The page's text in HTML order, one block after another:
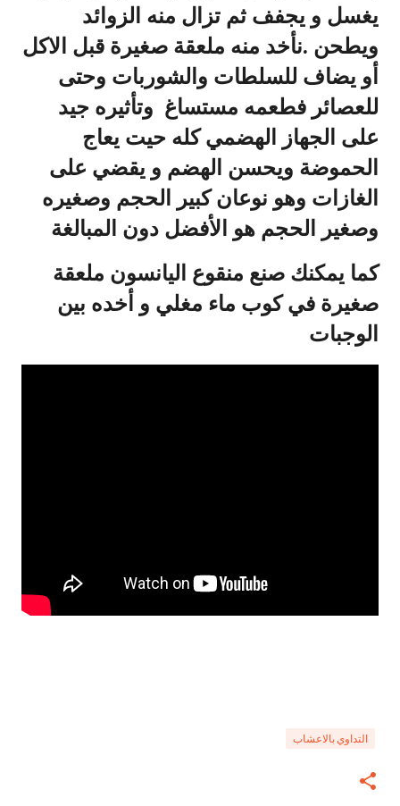
يغسل و يجفف ثم تزال منه الزوائد
ويطحن .نأخد منه ملعقة صغيرة قبل الاكل
أو يضاف للسلطات والشوربات وحتى
للعصائر فطعمه مستساغ وتأثيره جيد
على الجهاز الهضمي كله حيت يعاج
الحموضة ويحسن الهضم و يقضي على
الغازات وهو نوعان كبير الحجم وصغيره
وصغير الحجم هو الأفضل دون المبالغة
كما يمكنك صنع منقوع اليانسون ملعقة
صغيرة في كوب ماء مغلي و أخده بين
الوجبات
التداوي بالاعشاب